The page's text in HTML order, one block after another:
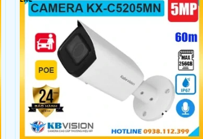
phạm vi 3m.